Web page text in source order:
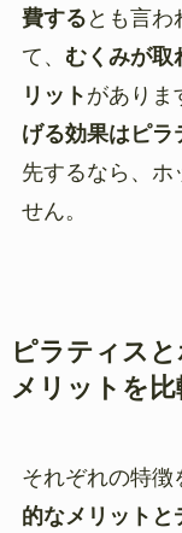
費する とも言わ
て、 むくみが取
リット がありま
げる効果はピラ
先するなら、ホ
せん。
ピラティス
メリットを比
それぞれの特徴
的なメリットと